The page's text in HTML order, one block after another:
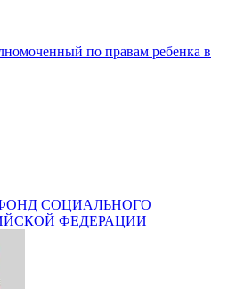
по правам ребенка в
СОЦИАЛЬНОГО
ФЕДЕРАЦИИ